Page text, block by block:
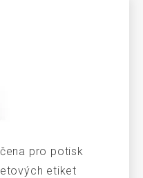
pro potisk
etiket